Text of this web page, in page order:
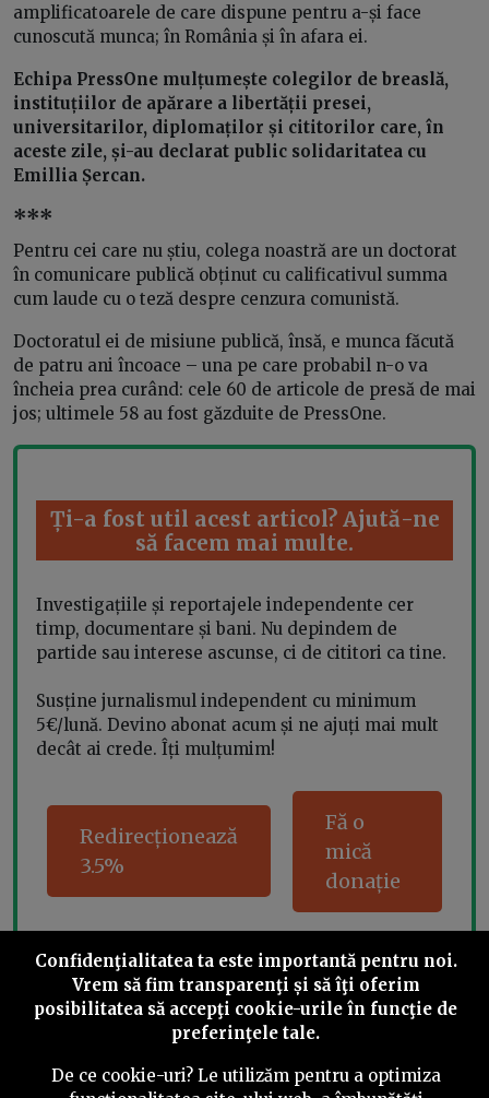
amplificatoarele de care dispune pentru a-și face
cunoscută munca; în România și în afara ei.
Echipa PressOne mulțumește colegilor de breaslă,
instituțiilor de apărare a libertății presei,
universitarilor, diplomaților și cititorilor care, în
aceste zile, și-au declarat public solidaritatea cu
Emillia Șercan.
***
Pentru cei care nu știu, colega noastră are un doctorat
în comunicare publică obținut cu calificativul summa
cum laude cu o teză despre cenzura comunistă.
Doctoratul ei de misiune publică, însă, e munca făcută
de patru ani încoace – una pe care probabil n-o va
încheia prea curând: cele 60 de articole de presă de mai
jos; ultimele 58 au fost găzduite de PressOne.
Ți-a fost util acest articol? Ajută-ne
să facem mai multe.
Investigațiile și reportajele independente cer
timp, documentare și bani. Nu depindem de
partide sau interese ascunse, ci de cititori ca tine.
Susține jurnalismul independent cu minimum
5€/lună. Devino abonat acum și ne ajuți mai mult
decât ai crede. Îți mulțumim!
Redirecționează
3.5%
Fă o
mică
donație
Share this
Confidenţialitatea ta este importantă pentru noi.
Vrem să fim transparenţi și să îţi oferim
posibilitatea să accepţi cookie-urile în funcţie de
preferinţele tale.
De ce cookie-uri? Le utilizăm pentru a optimiza